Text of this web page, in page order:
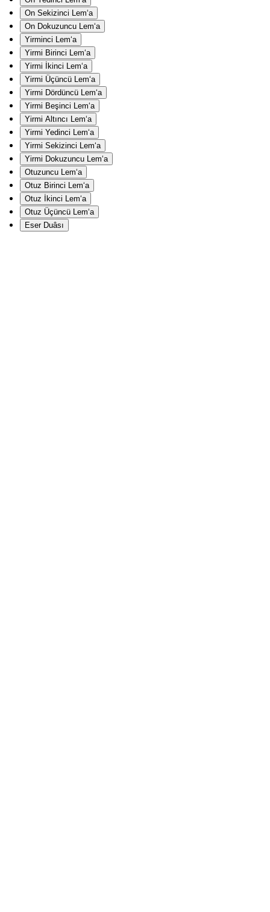
On Sekizinci Lem‘a
On Dokuzuncu Lem‘a
Yirminci Lem‘a
Yirmi Birinci Lem‘a
Yirmi İkinci Lem‘a
Yirmi Üçüncü Lem‘a
Yirmi Dördüncü Lem‘a
Yirmi Beşinci Lem‘a
Yirmi Altıncı Lem‘a
Yirmi Yedinci Lem‘a
Yirmi Sekizinci Lem‘a
Yirmi Dokuzuncu Lem‘a
Otuzuncu Lem‘a
Otuz Birinci Lem‘a
Otuz İkinci Lem‘a
Otuz Üçüncü Lem‘a
Eser Duâsı